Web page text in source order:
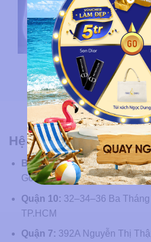
Tháng
Dung bắt
ân khách
Hệ Thống Chi Nhánh
Bệnh viện:33C–33D–33E
Gòn, TP.HCM
Quận 10: 32–34–36 Ba
TP.HCM
Quận 7: 392A Nguyễn Thị